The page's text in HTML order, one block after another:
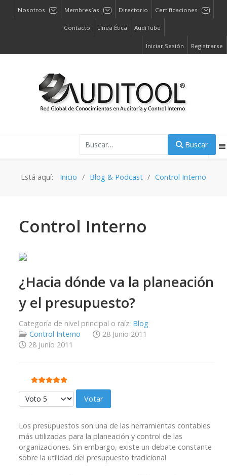
Nosotros Membresías Directorio Certificaciones
Contacto Línea Ética AudiTube
Iniciar Sesión Registrarse
Buscar
Está aquí: Inicio Blog & Podcast Control Interno
Control Interno
¿Hacia dónde va la planeación
y el presupuesto?
Categoría de nivel principal o raíz: Blog
Control Interno
28 Junio 2011
28 Junio 2011
Ratio:5/5
Por favor, vote
Los presupuestos son una de las herramientas contables
más utilizadas para la planeación y control de las
organizaciones. Sin embargo, existe un debate constante
sobre la utilidad del presupuesto tradicional